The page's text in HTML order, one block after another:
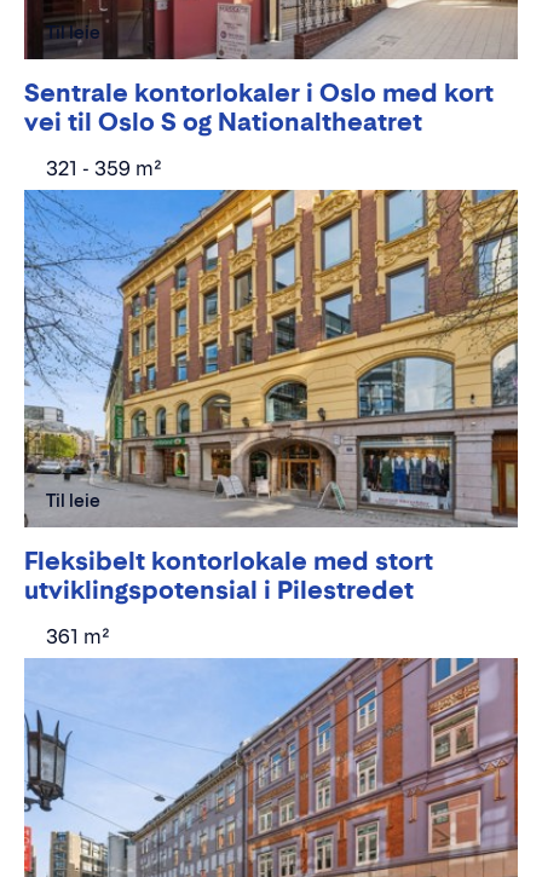
Sentrale kontorlokaler i Oslo med kort
vei til Oslo S og Nationaltheatret
321 - 359 m²
Til leie
Fleksibelt kontorlokale med stort
utviklingspotensial i Pilestredet
361 m²
Til leie